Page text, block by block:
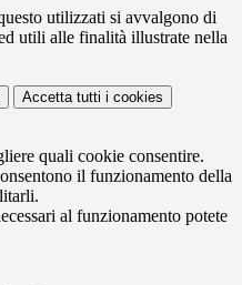
utilizzati si avvalgono di
utili alle finalità illustrate nella
Accetta tutti i cookies
quali cookie consentire.
il funzionamento della
al funzionamento potete